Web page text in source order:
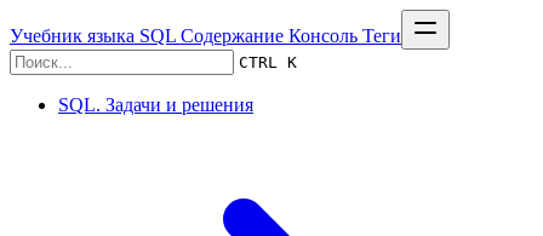
Учебник языка SQL Содержание Консоль Теги
CTRL K
SQL. Задачи и решения